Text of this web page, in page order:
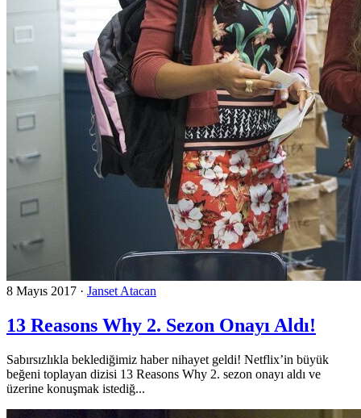
8 Mayıs 2017 · Janset Atacan
13 Reasons Why 2. Sezon Onayı Aldı!
Sabırsızlıkla beklediğimiz haber nihayet geldi! Netflix’in büyük
beğeni toplayan dizisi 13 Reasons Why 2. sezon onayı aldı ve
üzerine konuşmak istediğ...